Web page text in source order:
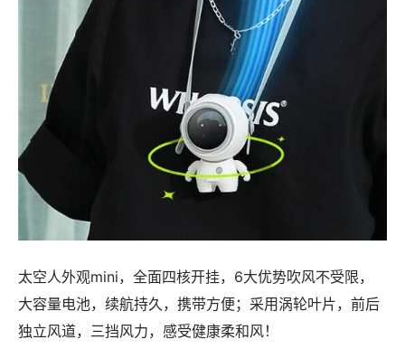
太空人外观mini，全面四核开挂，6大优势吹风不受限，
大容量电池，续航持久，携带方便；采用涡轮叶片，前后
独立风道，三挡风力，感受健康柔和风！